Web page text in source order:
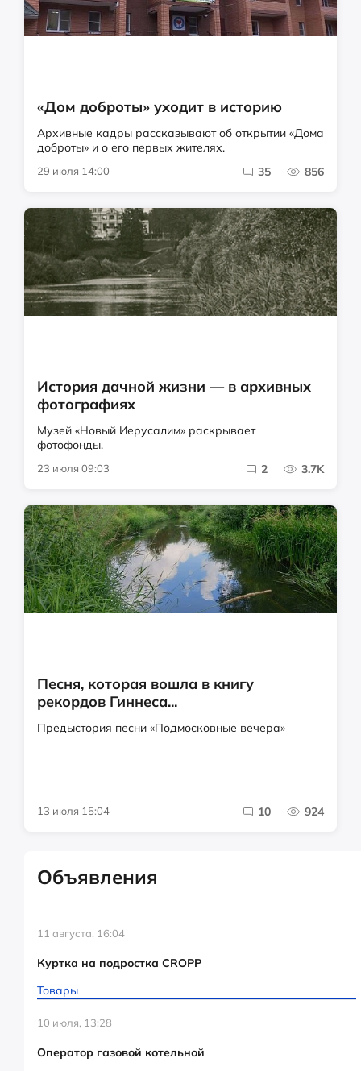
«Дом доброты» уходит в историю
Архивные кадры рассказывают об открытии «Дома
доброты» и о его первых жителях.
29 июля 14:00 35 856
История дачной жизни — в архивных
фотографиях
Музей «Новый Иерусалим» раскрывает
фотофонды.
23 июля 09:03 2 3.7K
Песня, которая вошла в книгу
рекордов Гиннеса...
Предыстория песни «Подмосковные вечера»
13 июля 15:04 10 924
Объявления
11 августа, 16:04
Куртка на подростка CROPP
Товары
10 июля, 13:28
Оператор газовой котельной